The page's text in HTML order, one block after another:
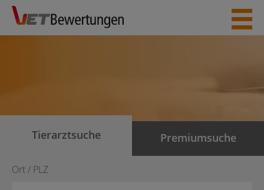
Skip
content
Tierarztsuche Premiumsuche
Ort / PLZ